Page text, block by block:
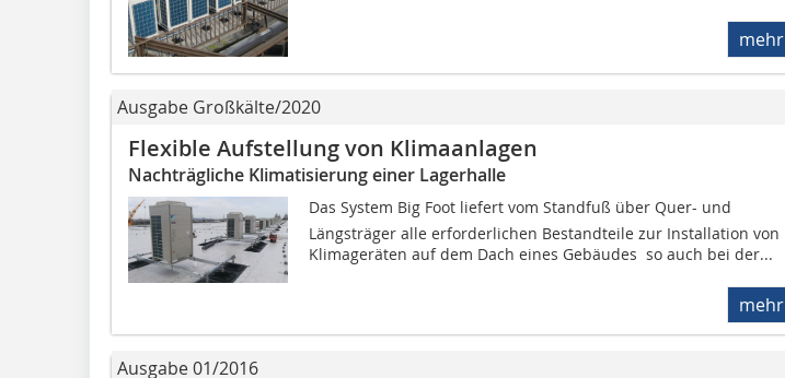
mehr
Ausgabe Großkälte/2020
Flexible Aufstellung von Klimaanlagen
Nachträgliche Klimatisierung einer Lagerhalle
Das System Big Foot liefert vom Standfuß über Quer- und
Längsträger alle erforderlichen Bestandteile zur Installation von
Klimageräten auf dem Dach eines Gebäudes  so auch bei der...
mehr
Ausgabe 01/2016